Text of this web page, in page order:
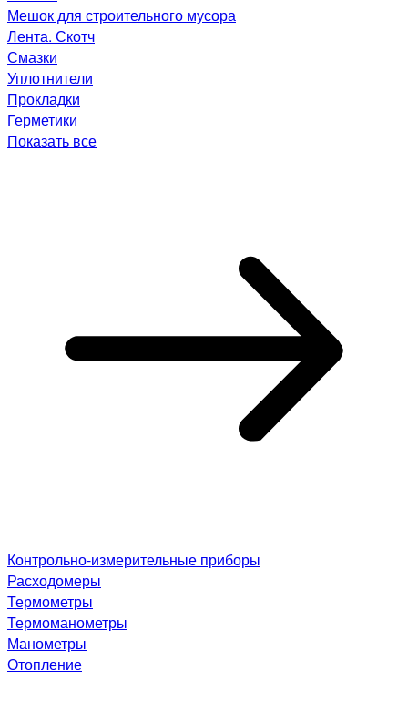
Мешок для строительного мусора
Лента. Скотч
Смазки
Уплотнители
Прокладки
Герметики
Показать все
Контрольно-измерительные приборы
Расходомеры
Термометры
Термоманометры
Манометры
Отопление